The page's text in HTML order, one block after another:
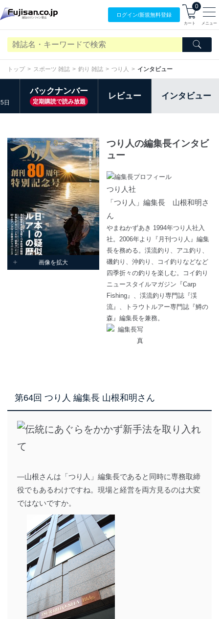
ログイン/新規無料登録
0
カート メニュー
トップ スポーツ 雑誌 釣り 雑誌 つり人 インタビュー
日
バックナンバー
定期購読で読み放題
レビュー インタビュー
画像を拡大
つり人の編集長インタビ
ュー
つり人社
「つり人」編集長 山根和明さ
ん
やまねかずあき 1994年つり人社入
社。2006年より『月刊つり人』編集
長を務める。渓流釣り、アユ釣り、
磯釣り、沖釣り、コイ釣りなどなど
四季折々の釣りを楽しむ。コイ釣り
ニュースタイルマガジン『Carp
Fishing』、渓流釣り専門誌『渓
流』、トラウトルアー専門誌『鱒の
森』編集長を兼務。
第64回 つり人 編集長 山根和明さん
―山根さんは「つり人」編集長であると同時に専務取締
役でもあるわけですね。現場と経営を両方見るのは大変
ではないですか。